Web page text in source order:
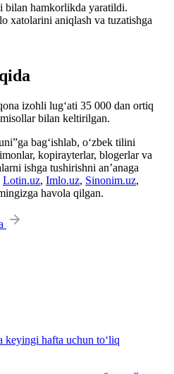
bilan hamkorlikda yaratildi.
xatolarini aniqlash va tuzatishga
izohli lug‘ati 35 000 dan ortiq
bilan keltirilgan.
bag‘ishlab, o‘zbek tilini
kopirayterlar, blogerlar va
ishga tushirishni an’anaga
Lotin.uz, Imlo.uz, Sinonim.uz,
havola qilgan.
hafta uchun to‘liq